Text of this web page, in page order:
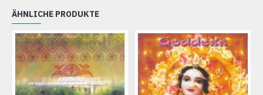
ÄHNLICHE PRODUKTE